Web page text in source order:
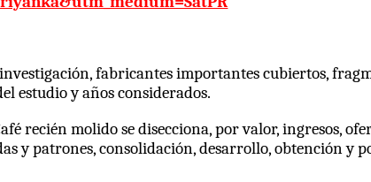
fabricantes importantes cubiertos,
estudio y años considerados.
recién molido se disecciona, por valor, ingresos,
y patrones, consolidación, desarrollo, obtención y